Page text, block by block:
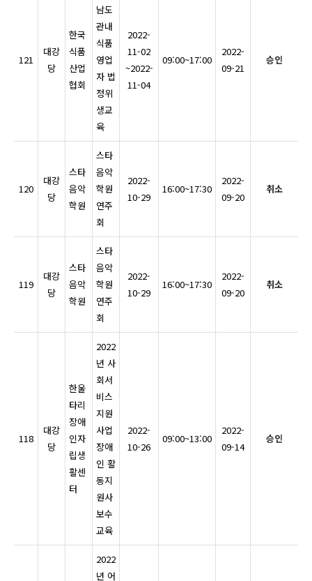
121
대강
당
한국
식품
산업
협회
남도
관내
식품
영업
자 법
정위
생교
육
2022-
11-02
~2022-
11-04
09:00~17:00
2022-
09-21
승인
120
대강
당
스타
음악
학원
스타
음악
학원
연주
회
2022-
10-29
16:00~17:30
2022-
09-20
취소
119
대강
당
스타
음악
학원
스타
음악
학원
연주
회
2022-
10-29
16:00~17:30
2022-
09-20
취소
118
대강
당
한울
타리
장애
인자
립생
활센
터
2022
년 사
회서
비스
지원
사업
장애
인 활
동지
원사
보수
교육
2022-
10-26
09:00~13:00
2022-
09-14
승인
2022
년 어